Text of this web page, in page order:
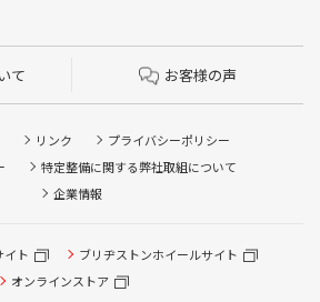
て お客様の声
リンク
プライバシーポリシー
特定整備に関する弊社取組について
企業情報
イト
ブリヂストンホイールサイト
オンラインストア
検/タイヤ履き替え/オイル交換/その他